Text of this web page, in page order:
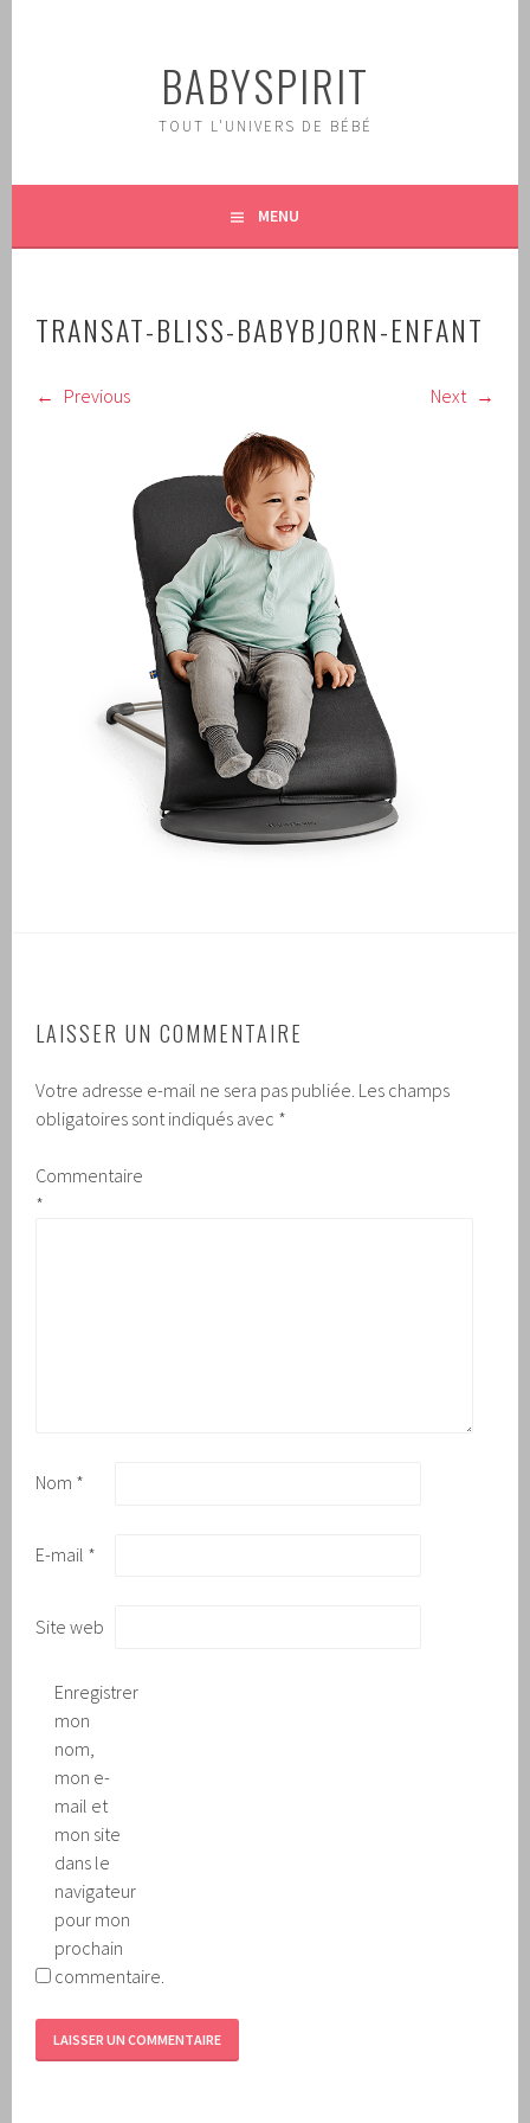
BABYSPIRIT
TOUT L'UNIVERS DE BÉBÉ
MENU
TRANSAT-BLISS-BABYBJORN-ENFANT
Previous Next
LAISSER UN COMMENTAIRE
Votre adresse e-mail ne sera pas publiée. Les champs
obligatoires sont indiqués avec *
Commentaire
*
Nom *
E-mail *
Site web
Enregistrer
mon
nom,
mon e-
mail et
mon site
dans le
navigateur
pour mon
prochain
commentaire.